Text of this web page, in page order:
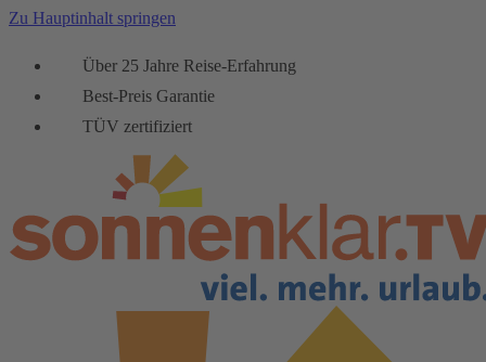
Zu Hauptinhalt springen
Über 25 Jahre Reise-Erfahrung
Best-Preis Garantie
TÜV zertifiziert